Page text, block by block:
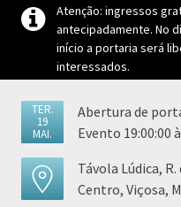
Atenção: ingressos
antecipadamente. No
início a portaria será
interessados.
TER.
19
MAI.
Abertura de
Evento 19:00:00
Távola Lúdica,
Centro, Viçosa,